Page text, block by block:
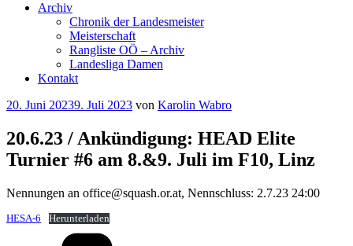
Archiv
Chronik der Landesmeister
Meisterschaft
Rangliste OÖ – Archiv
Landesliga Damen
Kontakt
Veröffentlicht
20. Juni 20239. Juli 2023 von Karolin Wabro
20.6.23 / Ankündigung: HEAD Elite
Turnier #6 am 8.&9. Juli im F10, Linz
Nennungen an office@squash.or.at, Nennschluss: 2.7.23 24:00
HESA-6 Herunterladen